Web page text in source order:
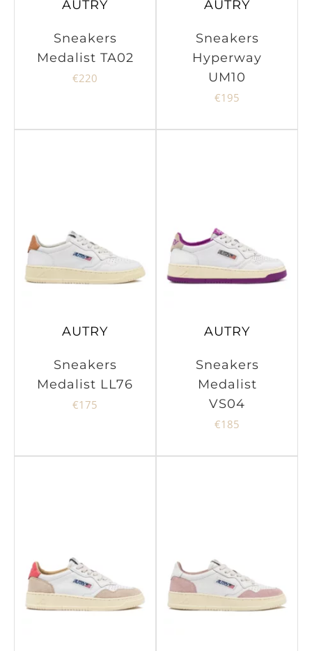
AUTRY
Sneakers
Medalist TA02
€220
AUTRY
Sneakers
Hyperway
UM10
€195
AUTRY
Sneakers
Medalist LL76
€175
AUTRY
Sneakers
Medalist
VS04
€185